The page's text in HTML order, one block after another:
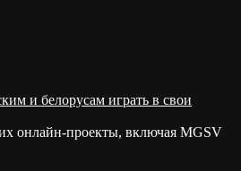
и белорусам играть в свои
онлайн-проекты, включая MGSV